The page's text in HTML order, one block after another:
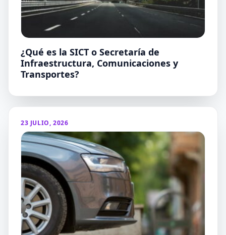
¿Qué es la SICT o Secretaría de
Infraestructura, Comunicaciones y
Transportes?
23 JULIO, 2026